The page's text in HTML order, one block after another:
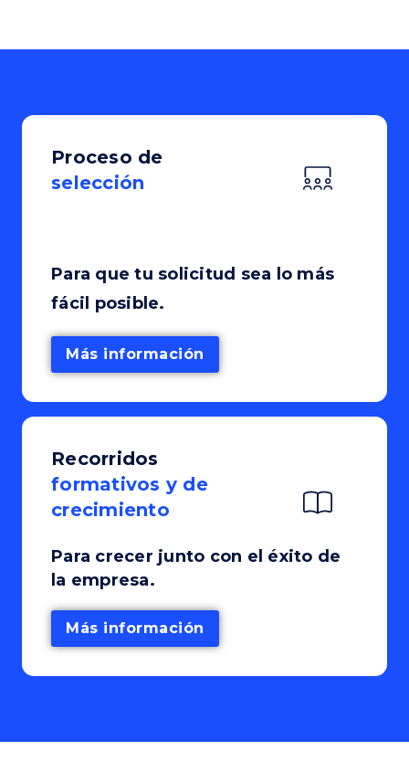
Proceso de
selección
Para que tu solicitud sea lo más
fácil posible.
Más información
Recorridos
formativos y de
crecimiento
Para crecer junto con el éxito de
la empresa.
Más información